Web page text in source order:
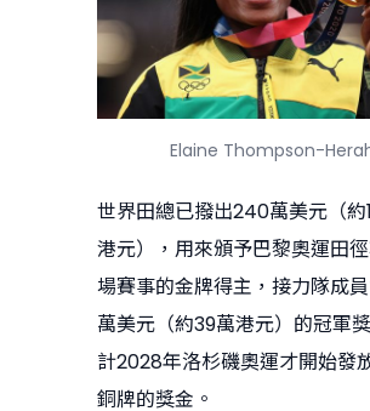
Elaine Thompson-
世界田總已撥出240萬美元（約
港元），用來頒予巴黎奧運田
場賽事的金牌得主，接力隊成
萬美元（約39萬港元）的冠軍
計2028年洛杉磯奧運才開始發
銅牌的獎金。